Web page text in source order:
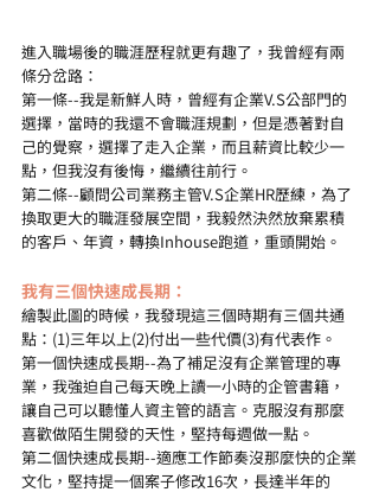
進入職場後的職涯歷程就更有趣了，我曾經有兩
條分岔路：
第一條--我是新鮮人時，曾經有企業V.S公部門的
選擇，當時的我還不會職涯規劃，但是憑著對自
己的覺察，選擇了走入企業，而且薪資比較少一
點，但我沒有後悔，繼續往前行。
第二條--顧問公司業務主管V.S企業HR歷練，為了
換取更大的職涯發展空間，我毅然決然放棄累積
的客戶、年資，轉換Inhouse跑道，重頭開始。
我有三個快速成長期：
繪製此圖的時候，我發現這三個時期有三個共通
點：(1)三年以上(2)付出一些代價(3)有代表作。
第一個快速成長期--為了補足沒有企業管理的專
業，我強迫自己每天晚上讀一小時的企管書籍，
讓自己可以聽懂人資主管的語言。克服沒有那麼
喜歡做陌生開發的天性，堅持每週做一點。
第二個快速成長期--適應工作節奏沒那麼快的企業
文化，堅持提一個案子修改16次，長達半年的